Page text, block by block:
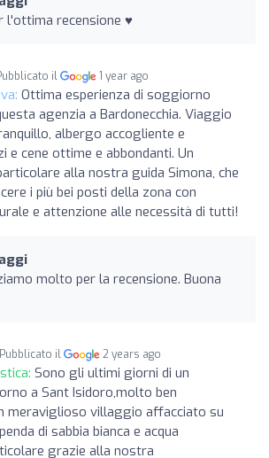
l'ottima recensione ♥️
il 1 year ago
Ottima esperienza di soggiorno
agenzia a Bardonecchia. Viaggio
albergo accogliente e
e cene ottime e abbondanti. Un
alla nostra guida Simona, che
i più bei posti della zona con
e attenzione alle necessità di tutti!
molto per la recensione. Buona
Pubblicato il 2 years ago
Sono gli ultimi giorni di un
a Sant Isidoro,molto ben
meraviglioso villaggio affacciato su
di sabbia bianca e acqua
grazie alla nostra